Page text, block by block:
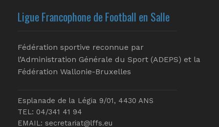
Ligue Francophone de Football en Salle
Fédération sportive reconnue par
l’Administration Générale du Sport (ADEPS) et la
Fédération Wallonie-Bruxelles
Esplanade de la Légia 9/01, 4430 ANS
TEL: 04/341 41 94
EMAIL: secretariat@lffs.eu